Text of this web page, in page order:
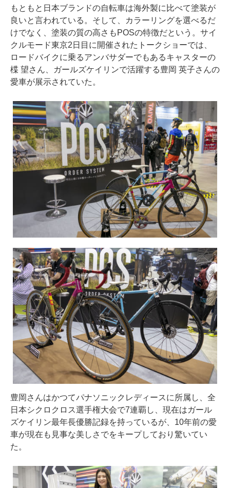
もともと日本ブランドの自転車は海外製に比べて塗装が
良いと言われている。そして、カラーリングを選べるだ
けでなく、塗装の質の高さもPOSの特徴だという。サイ
クルモード東京2日目に開催されたトークショーでは、
ロードバイクに乗るアンバサダーでもあるキャスターの
楪 望さん、ガールズケイリンで活躍する豊岡 英子さんの
愛車が展示されていた。
豊岡さんはかつてパナソニックレディースに所属し、全
日本シクロクロス選手権大会で7連覇し、現在はガール
ズケイリン最年長優勝記録を持っているが、10年前の愛
車が現在も見事な美しさでをキープしており驚いてい
た。